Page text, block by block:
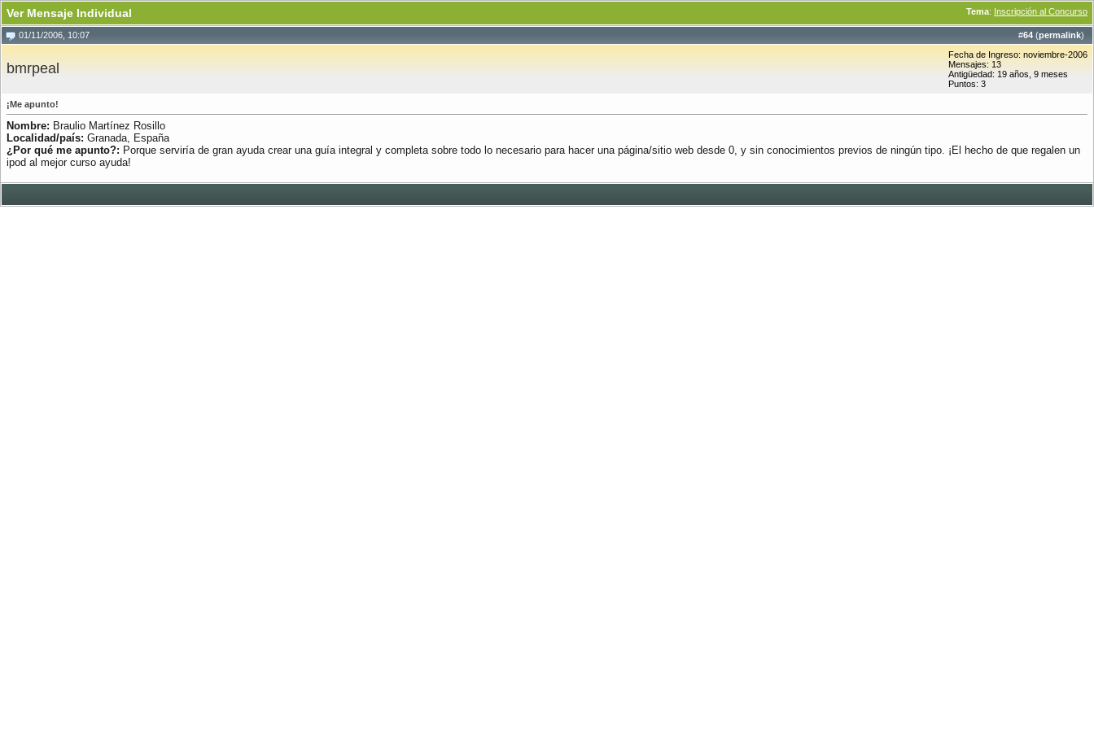
Tema: Inscripción al Concurso
Ver Mensaje Individual
#64 (permalink)
01/11/2006, 10:07
bmrpeal
Fecha de Ingreso: noviembre-2006
Mensajes: 13
Antigüedad: 19 años, 9 meses
Puntos: 3
¡Me apunto!
Nombre: Braulio Martínez Rosillo
Localidad/país: Granada, España
¿Por qué me apunto?: Porque serviría de gran ayuda crear una guía integral y completa sobre todo lo necesario para hacer una página/sitio web desde 0, y sin conocimientos previos de ningún tipo. ¡El hecho de que regalen un
ipod al mejor curso ayuda!